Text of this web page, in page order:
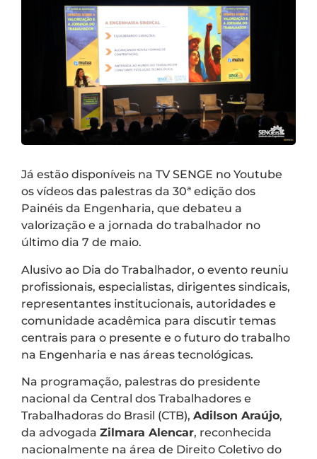
Já estão disponíveis na TV SENGE no Youtube
os vídeos das palestras da 30ª edição dos
Painéis da Engenharia, que debateu a
valorização e a jornada do trabalhador no
último dia 7 de maio.
Alusivo ao Dia do Trabalhador, o evento reuniu
profissionais, especialistas, dirigentes sindicais,
representantes institucionais, autoridades e
comunidade acadêmica para discutir temas
centrais para o presente e o futuro do trabalho
na Engenharia e nas áreas tecnológicas.
Na programação, palestras do presidente
nacional da Central dos Trabalhadores e
Trabalhadoras do Brasil (CTB), Adilson Araújo,
da advogada Zilmara Alencar, reconhecida
nacionalmente na área de Direito Coletivo do